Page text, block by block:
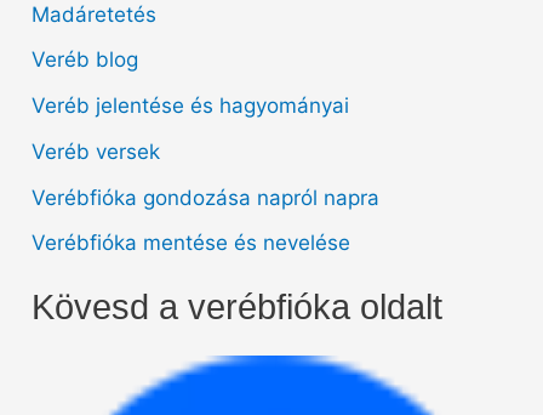
Madáretetés
Veréb blog
Veréb jelentése és hagyományai
Veréb versek
Verébfióka gondozása napról napra
Verébfióka mentése és nevelése
Kövesd a verébfióka oldalt